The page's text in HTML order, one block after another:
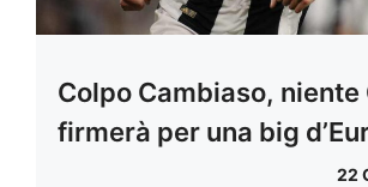
Colpo Cambiaso, niente
firmerà per una big
22